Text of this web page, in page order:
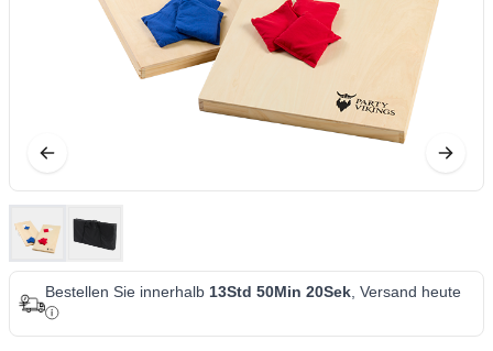
Bestellen Sie innerhalb 13Std 50Min 19Sek , Versand heute